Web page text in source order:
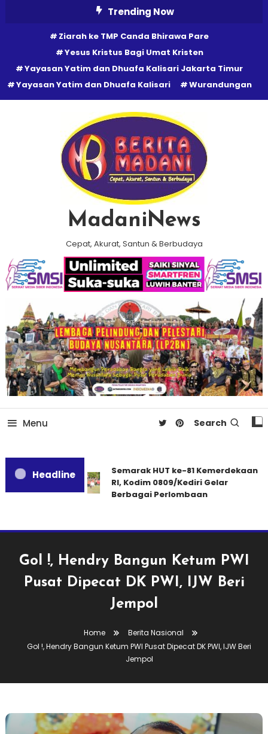
Trending Now
Ziarah ke TMP Canda Bhirawa Pare
Yesus Kristus Bagi Umat Kristen
Yayasan Yatim dan Dhuafa Kalisari Jakarta Timur
Yayasan Yatim dan Dhuafa Kalisari
Wurandungan
MadaniNews
Cepat, Akurat, Santun & Berbudaya
Menu Search
Headline
Semarak HUT ke-81 Kemerdekaan
RI, Kodim 0809/Kediri Gelar
Berbagai Perlombaan
Gol !, Hendry Bangun Ketum PWI
Pusat Dipecat DK PWI, IJW Beri
Jempol
Home
Berita Nasional
Gol !, Hendry Bangun Ketum PWI Pusat Dipecat DK PWI, IJW Beri
Jempol